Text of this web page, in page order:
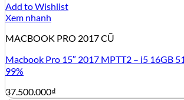
Add to Wishlist
Xem nhanh
MACBOOK PRO 2017 CŨ
Macbook Pro 15″ 2017 MPTT2 – i5 16GB
99%
37.500.000₫